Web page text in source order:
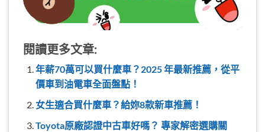
閱讀更多文章:
年薪70萬可以買什麼車？2025 年最新推薦，從平
價車到油電車全面盤點！
女生適合買什麼車？給妳8款新車推薦！
Toyota原廠認證中古車好嗎？ 專家解密選購關